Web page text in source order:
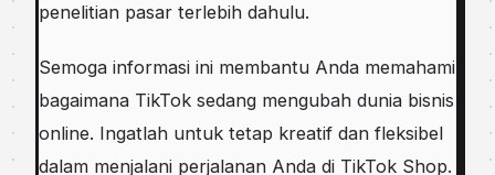
penelitian pasar terlebih dahulu.
Semoga informasi ini membantu Anda memahami
bagaimana TikTok sedang mengubah dunia bisnis
online. Ingatlah untuk tetap kreatif dan fleksibel
dalam menjalani perjalanan Anda di TikTok Shop.